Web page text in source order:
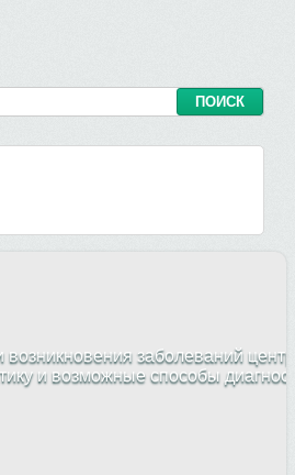
заболеваний
и возможные способы